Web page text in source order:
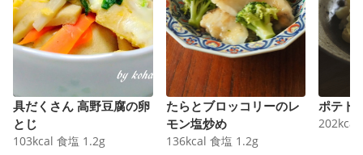
具だくさん 高野豆腐の卵
とじ
103kcal 食塩 1.2g
たらとブロッコリーのレ
モン塩炒め
136kcal 食塩 1.2g
ポテト
202kcal